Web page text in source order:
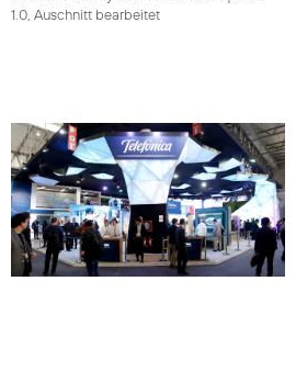
1.0, Auschnitt bearbeitet